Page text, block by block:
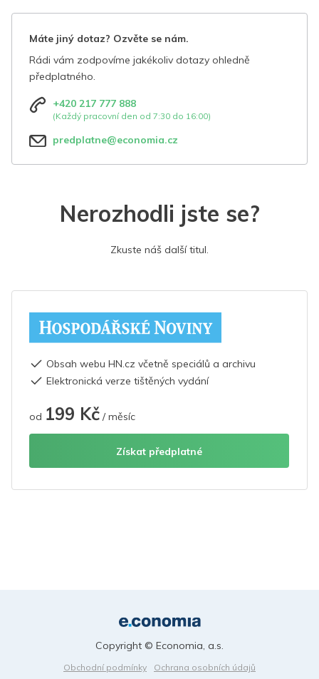
Máte jiný dotaz? Ozvěte se nám.
Rádi vám zodpovíme jakékoliv dotazy ohledně
předplatného.
+420 217 777 888
(Každý pracovní den od 7:30 do 16:00)
predplatne@economia.cz
Nerozhodli jste se?
Zkuste náš další titul.
Obsah webu HN.cz včetně speciálů a archivu
Elektronická verze tištěných vydání
od 199 Kč / měsíc
Získat předplatné
Obchodní podmínky
Ochrana osobních údajů
Copyright © Economia, a.s.